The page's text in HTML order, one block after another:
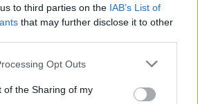
to third parties on the IAB’s List of
that may further disclose it to other
Opt Outs
of the Sharing of my
es una de
en el
con el